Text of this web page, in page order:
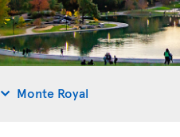
Monte Royal